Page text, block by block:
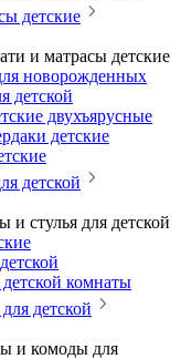
детские
и матрасы детские
новорожденных
детской
двухъярусные
детские
детской
и стулья для детской
комнаты
детской
и комоды для